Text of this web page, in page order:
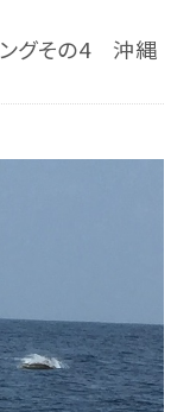
ングその4 沖縄